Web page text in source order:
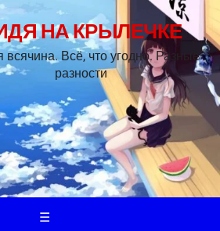
НА КРЫЛЕЧКЕ
всячина. Всё, что угодно. Разные
разности
☰